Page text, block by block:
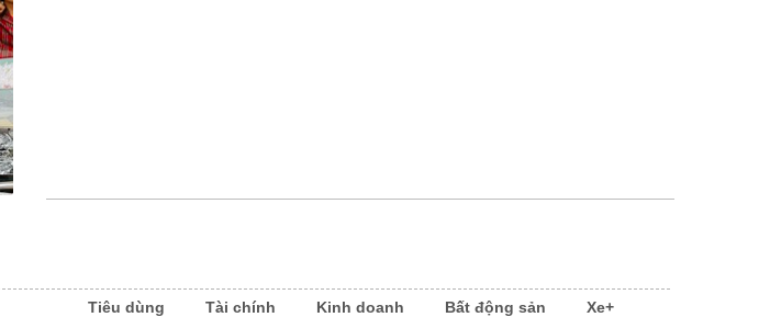
Tiêu dùng Tài chính Kinh doanh Bất động sản Xe+